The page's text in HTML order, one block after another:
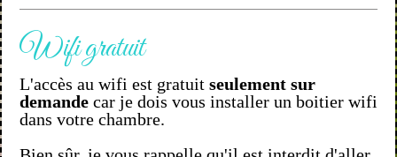
Wifi gratuit
L'accès au wifi est gratuit seulement sur
demande car je dois vous installer un boitier wifi
dans votre chambre.